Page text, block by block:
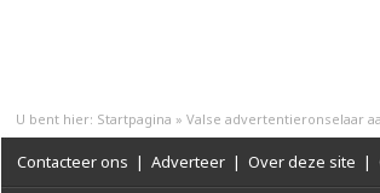
U bent hier: Startpagina » Valse advertentieronselaar
Contacteer ons | Adverteer | Over deze site |